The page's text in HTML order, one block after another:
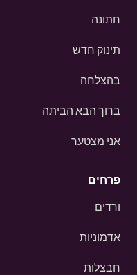
חתונה
תינוק חדש
בהצלחה
ברוך הבא הביתה
אני מצטער
פרחים
ורדים
אדמוניות
חבצלות